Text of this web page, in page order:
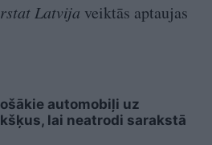
Latvija veiktās aptaujas
automobiļi uz
lai neatrodi sarakstā